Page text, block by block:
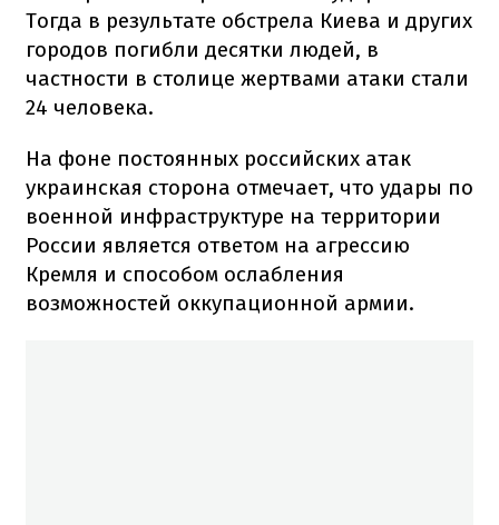
Тогда в результате обстрела Киева и других
городов погибли десятки людей, в
частности в столице жертвами атаки стали
24 человека.
На фоне постоянных российских атак
украинская сторона отмечает, что удары по
военной инфраструктуре на территории
России является ответом на агрессию
Кремля и способом ослабления
возможностей оккупационной армии.